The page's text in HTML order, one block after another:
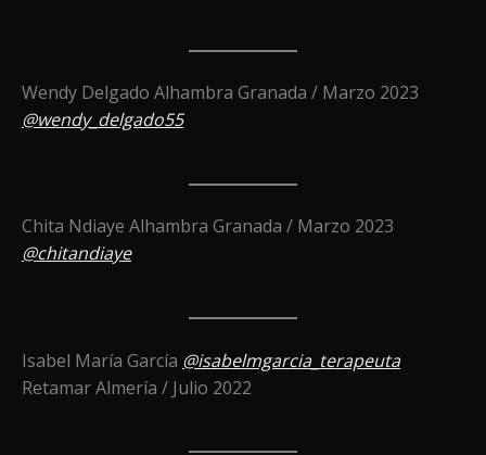
Wendy Delgado Alhambra Granada / Marzo 2023
@wendy_delgado55
Chita Ndiaye Alhambra Granada / Marzo 2023
@chitandiaye
Isabel María García @isabelmgarcia_terapeuta
Retamar Almería / Julio 2022